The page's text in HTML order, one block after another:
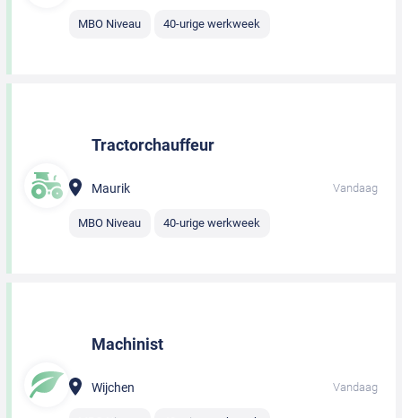
MBO Niveau 40-urige werkweek
Tractorchauffeur
Maurik Vandaag
MBO Niveau 40-urige werkweek
Machinist
Wijchen Vandaag